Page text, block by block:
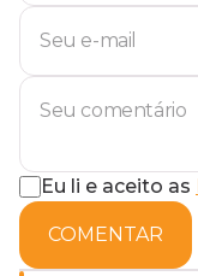
Eu li e aceito as
COMENTAR